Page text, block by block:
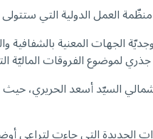
العمل الدولية التي
الجهات المعنية
لموضوع الفروقات الماليّة
السيّد أسعد الحريري،